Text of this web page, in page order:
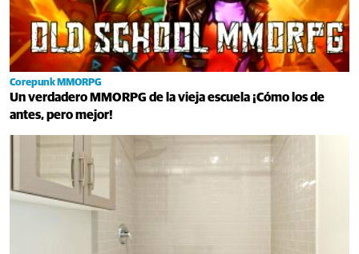
Corepunk MMORPG
Un verdadero MMORPG de la vieja escuela ¡Cómo los de
antes, pero mejor!